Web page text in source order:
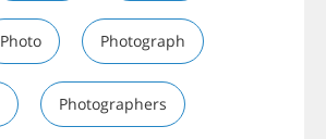
Photo Photograph
Photographers